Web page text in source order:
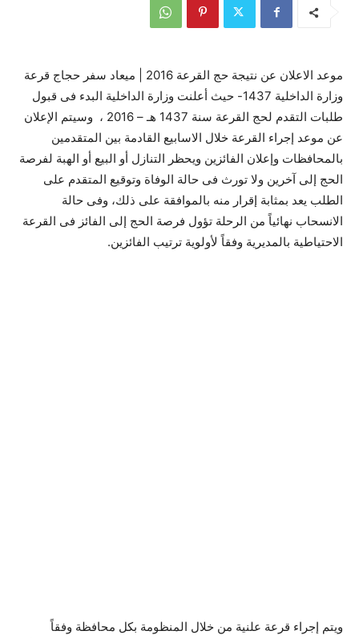
موعد الاعلان عن نتيجة حج القرعة 2016 | ميعاد سفر حجاج قرعة
وزارة الداخلية 1437- حيث أعلنت وزارة الداخلية البدء فى قبول
طلبات التقدم لحج القرعة سنة 1437 هـ – 2016 ، وسيتم الإعلان
عن موعد إجراء القرعة خلال الاسابيع القادمة بين المتقدمين
بالمحافظات وإعلان الفائزين ويحظر التنازل أو البيع أو الهبة لفرصة
الحج إلى آخرين ولا تورث فى حالة الوفاة وتوقيع المتقدم على
الطلب يعد بمثابة إقرار منه بالموافقة على ذلك، وفى حالة
الانسحاب نهائياً من الرحلة تؤول فرصة الحج إلى الفائز فى القرعة
الاحتياطية بالمديرية وفقاً لأولوية ترتيب الفائزين.
ويتم إجراء قرعة علنية من خلال المنظومة بكل محافظة وفقاً